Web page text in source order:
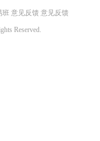
班 意见反馈 意见反馈
Reserved.